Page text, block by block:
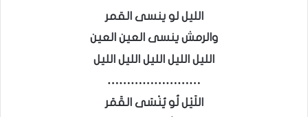
الليل لو ينسى القمر
والرمش ينسى العين العين
الليل الليل الليل الليل الليل
……………………
اللَيْل لُو يُنْسَى القَمَر